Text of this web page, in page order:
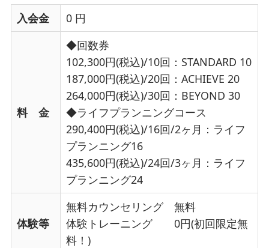
入会金 0 円
料 金
◆回数券
102,300円(税込)/10回：STANDARD 10
187,000円(税込)/20回：ACHIEVE 20
264,000円(税込)/30回：BEYOND 30
◆ライフプランニングコース
290,400円(税込)/16回/2ヶ月：ライフ
プランニング16
435,600円(税込)/24回/3ヶ月：ライフ
プランニング24
体験等
無料カウンセリング 無料
体験トレーニング 0円(初回限定無
料！)